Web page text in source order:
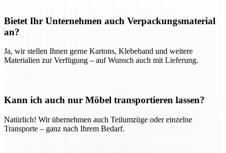
Bietet Ihr Unternehmen auch Verpackungsmaterial
an?
Ja, wir stellen Ihnen gerne Kartons, Klebeband und weitere
Materialien zur Verfügung – auf Wunsch auch mit Lieferung.
Kann ich auch nur Möbel transportieren lassen?
Natürlich! Wir übernehmen auch Teilumzüge oder einzelne
Transporte – ganz nach Ihrem Bedarf.